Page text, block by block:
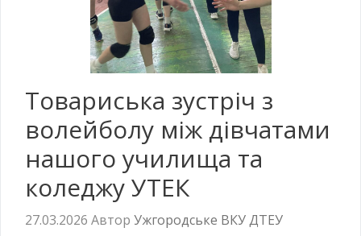
Товариська зустріч з
волейболу між дівчатами
нашого училища та
коледжу УТЕК
27.03.2026 Автор Ужгородське ВКУ ДТЕУ